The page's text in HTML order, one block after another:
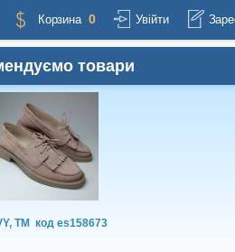
Корзина 0 Увійти
товари
TM кодes158673